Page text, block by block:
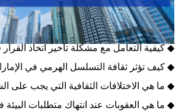
◆ عملاق الطاقة النظيفة في الإمارات - مصدر